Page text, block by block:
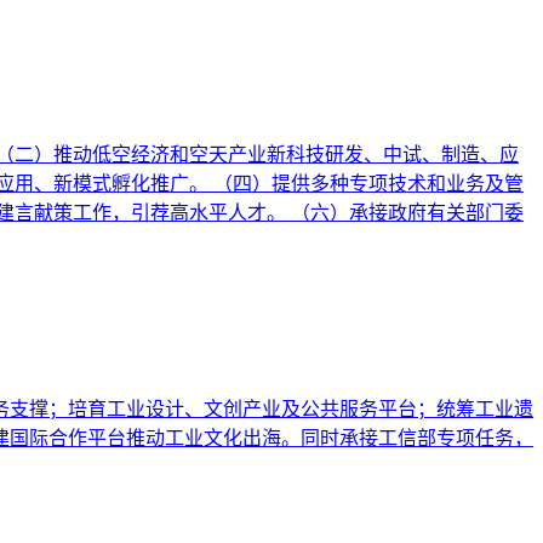
）推动低空经济和空天产业新科技研发、中试、制造、应
、新模式孵化推广。 （四）提供多种专项技术和业务及管
献策工作，引荐高水平人才。 （六）承接政府有关部门委
撑；培育工业设计、文创产业及公共服务平台；统筹工业遗
际合作平台推动工业文化出海。同时承接工信部专项任务，